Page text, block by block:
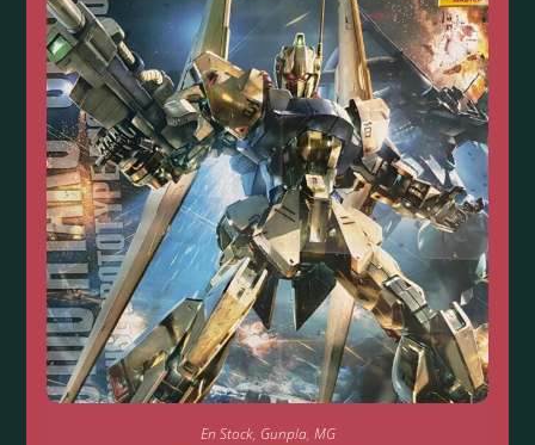
En Stock, Gunpla, MG